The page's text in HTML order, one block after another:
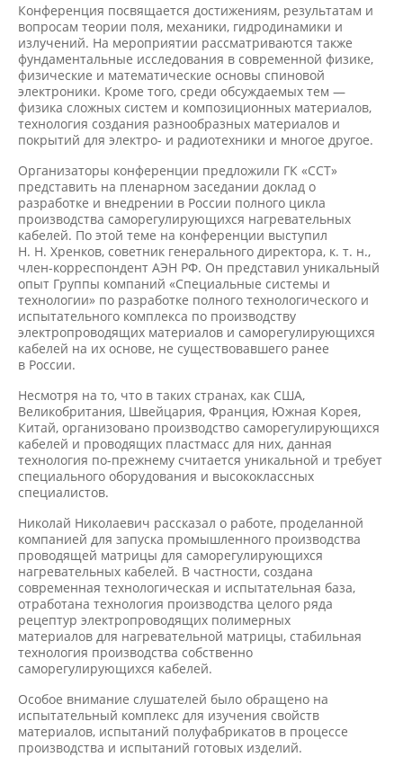
Конференция посвящается достижениям, результатам и
вопросам теории поля, механики, гидродинамики и
излучений. На мероприятии рассматриваются также
фундаментальные исследования в современной физике,
физические и математические основы спиновой
электроники. Кроме того, среди обсуждаемых тем —
физика сложных систем и композиционных материалов,
технология создания разнообразных материалов и
покрытий для электро- и радиотехники и многое другое.
Организаторы конференции предложили ГК «ССТ»
представить на пленарном заседании доклад о
разработке и внедрении в России полного цикла
производства саморегулирующихся нагревательных
кабелей. По этой теме на конференции выступил
Н. Н. Хренков, советник генерального директора, к. т. н.,
член-корреспондент АЭН РФ. Он представил уникальный
опыт Группы компаний «Специальные системы и
технологии» по разработке полного технологического и
испытательного комплекса по производству
электропроводящих материалов и саморегулирующихся
кабелей на их основе, не существовавшего ранее
в России.
Несмотря на то, что в таких странах, как США,
Великобритания, Швейцария, Франция, Южная Корея,
Китай, организовано производство саморегулирующихся
кабелей и проводящих пластмасс для них, данная
технология по-прежнему считается уникальной и требует
специального оборудования и высококлассных
специалистов.
Николай Николаевич рассказал о работе, проделанной
компанией для запуска промышленного производства
проводящей матрицы для саморегулирующихся
нагревательных кабелей. В частности, создана
современная технологическая и испытательная база,
отработана технология производства целого ряда
рецептур электропроводящих полимерных
материалов для нагревательной матрицы, стабильная
технология производства собственно
саморегулирующихся кабелей.
Особое внимание слушателей было обращено на
испытательный комплекс для изучения свойств
материалов, испытаний полуфабрикатов в процессе
производства и испытаний готовых изделий.